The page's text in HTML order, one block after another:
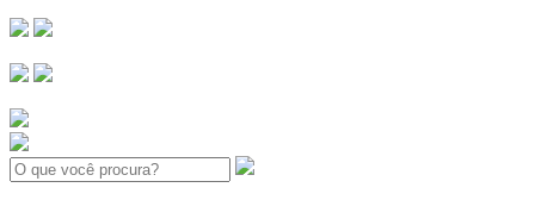
Search: